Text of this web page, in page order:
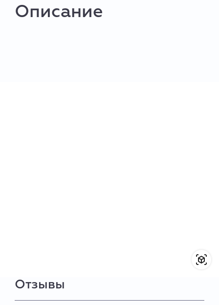
Описание
Отзывы